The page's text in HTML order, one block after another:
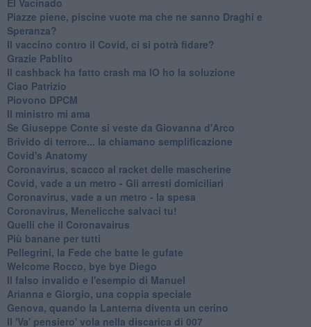
Piazze piene, piscine vuote ma che ne sanno Draghi e
Speranza?
​Il vaccino contro il Covid, ci si potrà fidare?
Grazie Pablito
Il cashback ha fatto crash ma IO ho la soluzione
Ciao Patrizio
Piovono DPCM
Il ministro mi ama
Se Giuseppe Conte si veste da Giovanna d'Arco
Brivido di terrore... la chiamano semplificazione
Covid's Anatomy
Coronavirus, scacco al racket delle mascherine
Covid, vade a un metro - Gli arresti domiciliari
Coronavirus, vade a un metro - la spesa
Coronavirus, Menelicche salvaci tu!
Quelli che il Coronavairus
Più banane per tutti
Pellegrini, la Fede che batte le gufate
Welcome Rocco, bye bye Diego
Il falso invalido e l'esempio di Manuel
Arianna e Giorgio, una coppia speciale
Genova, quando la Lanterna diventa un cerino
Il 'Va' pensiero' vola nella discarica di 007